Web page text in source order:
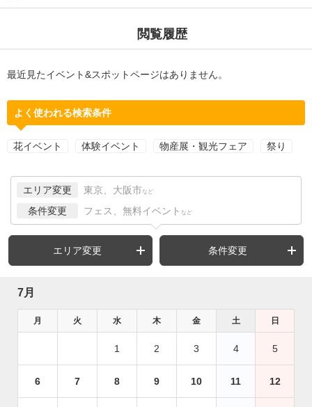
閲覧履歴
最近見たイベント&スポットページはありません。
よく使われる検索条件
花イベント 体験イベント 物産展・観光フェア 祭り
エリア変更 東京、大阪市 など
条件変更 フェス、無料イベント など
エリア変更 条件変更
7月
月 火 水 木 金 土 日
1 2 3 4 5
6 7 8 9 10 11 12